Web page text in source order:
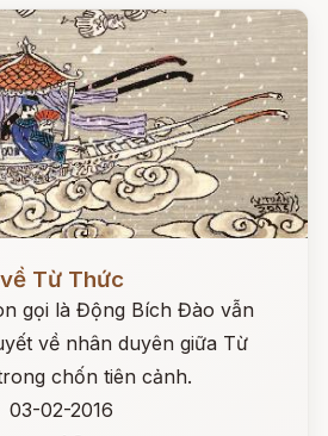
Từ Thức
gọi là Động Bích Đào vẫn
về nhân duyên giữa Từ
chốn tiên cảnh.
03-02-2016